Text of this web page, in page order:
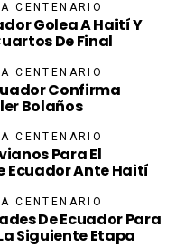
CENTENARIO
Golea A Haití Y
De Final
CENTENARIO
Confirma
Bolaños
CENTENARIO
Para El
Ecuador Ante Haití
CENTENARIO
De Ecuador Para
Siguiente Etapa